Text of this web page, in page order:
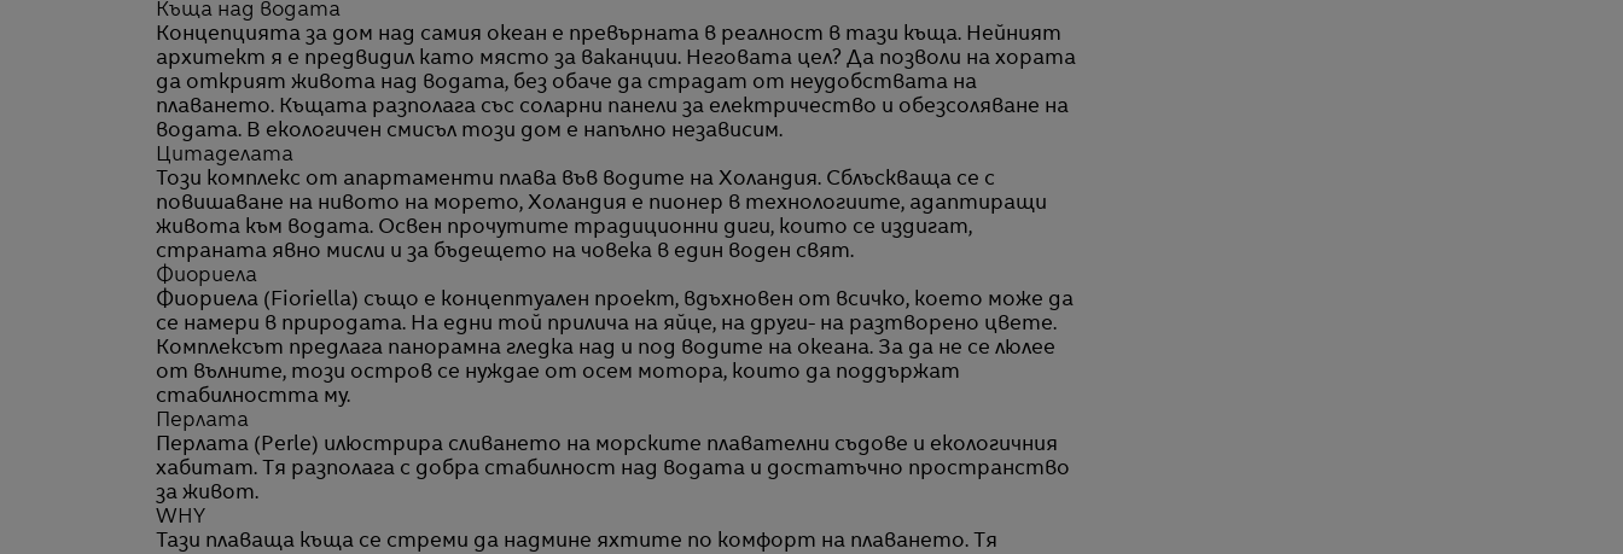
Къща над водата
Концепцията за дом над самия океан е превърната в реалност в тази къща. Нейният
архитект я е предвидил като място за ваканции. Неговата цел? Да позволи на хората
да открият живота над водата, без обаче да страдат от неудобствата на
плаването. Къщата разполага със соларни панели за електричество и обезсоляване на
водата. В екологичен смисъл този дом е напълно независим.
Цитаделата
Този комплекс от апартаменти плава във водите на Холандия. Сблъскваща се с
повишаване на нивото на морето, Холандия е пионер в технологиите, адаптиращи
живота към водата. Освен прочутите традиционни диги, които се издигат,
страната явно мисли и за бъдещето на човека в един воден свят.
Фиориела
Фиориела (Fioriella) също е концептуален проект, вдъхновен от всичко, което може да
се намери в природата. На едни той прилича на яйце, на други- на разтворено цвете.
Комплексът предлага панорамна гледка над и под водите на океана. За да не се люлее
от вълните, този остров се нуждае от осем мотора, които да поддържат
стабилността му.
Перлата
Перлата (Perle) илюстрира сливането на морските плавателни съдове и екологичния
хабитат. Тя разполага с добра стабилност над водата и достатъчно пространство
за живот.
WHY
Тази плаваща къща се стреми да надмине яхтите по комфорт на плаването. Тя